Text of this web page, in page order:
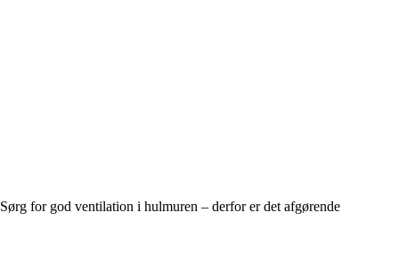
Sørg for god ventilation i hulmuren – derfor er det afgørende